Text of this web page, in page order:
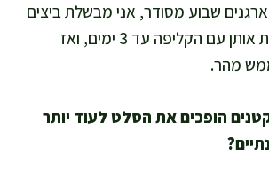
שבוע מסודר, אני מבשלת ביצים
קשות מראש ושומרת אותן עם הקליפה עד 3 ימים, ואז
מהר.
קטנים הופכים את הסלט לעוד יותר